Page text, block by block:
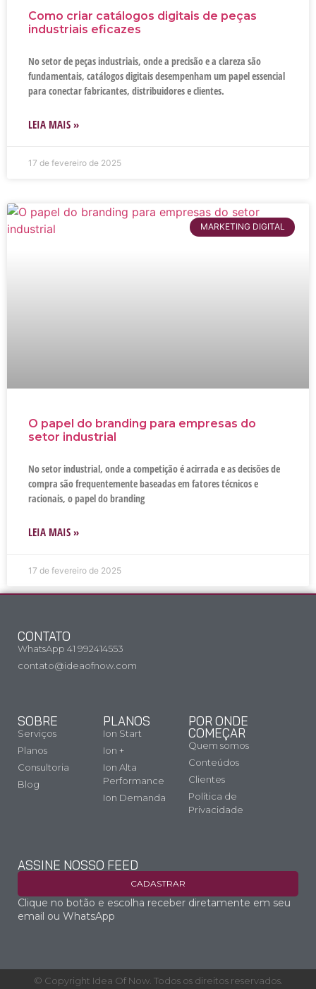
Como criar catálogos digitais de peças
industriais eficazes
No setor de peças industriais, onde a precisão e a clareza são
fundamentais, catálogos digitais desempenham um papel essencial
para conectar fabricantes, distribuidores e clientes.
LEIA MAIS »
17 de fevereiro de 2025
MARKETING DIGITAL
O papel do branding para empresas do
setor industrial
No setor industrial, onde a competição é acirrada e as decisões de
compra são frequentemente baseadas em fatores técnicos e
racionais, o papel do branding
LEIA MAIS »
17 de fevereiro de 2025
CONTATO
WhatsApp 41 992414553
contato@ideaofnow.com
SOBRE
Serviços
Planos
Consultoria
Blog
PLANOS
Ion Start
Ion +
Ion Alta
Performance
Ion Demanda
POR ONDE
COMEÇAR
Quem somos
Conteúdos
Clientes
Política de
Privacidade
ASSINE NOSSO FEED
CADASTRAR
Clique no botão e escolha receber diretamente em seu
email ou WhatsApp
© Copyright Idea Of Now. Todos os direitos reservados.